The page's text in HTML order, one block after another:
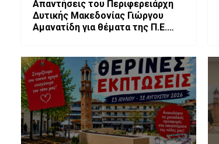
Απαντήσεις του Περιφερειάρχη
Δυτικής Μακεδονίας Γιώργου
Αμανατίδη για θέματα της Π.Ε.